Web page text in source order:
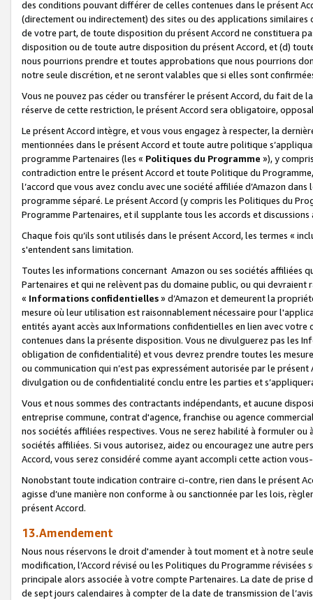
des conditions pouvant différer de celles contenues dans le présent
(directement ou indirectement) des sites ou des applications
de votre part, de toute disposition du présent Accord ne constituera
disposition ou de toute autre disposition du présent Accord, et (d)
nous pourrions prendre et toutes approbations que nous pourrions
notre seule discrétion, et ne seront valables que si elles sont
Vous ne pouvez pas céder ou transférer le présent Accord, du fait de
réserve de cette restriction, le présent Accord sera obligatoire,
Le présent Accord intègre, et vous vous engagez à respecter, la
mentionnées dans le présent Accord et toute autre politique
programme Partenaires (les « Politiques du Programme »), y
contradiction entre le présent Accord et toute Politique du
l’accord que vous avez conclu avec une société affiliée d’Amazon
programme séparé. Le présent Accord (y compris les Politiques du
Programme Partenaires, et il supplante tous les accords et discussions
Chaque fois qu’ils sont utilisés dans le présent Accord, les termes «
s'entendent sans limitation.
Toutes les informations concernant Amazon ou ses sociétés affiliées
Partenaires et qui ne relèvent pas du domaine public, ou qui
« Informations confidentielles» d’Amazon et demeurent la
mesure où leur utilisation est raisonnablement nécessaire pour
entités ayant accès aux Informations confidentielles en lien avec
contenues dans la présente disposition. Vous ne divulguerez pas les
obligation de confidentialité) et vous devrez prendre toutes les
ou communication qui n’est pas expressément autorisée par le
divulgation ou de confidentialité conclu entre les parties et
Vous et nous sommes des contractants indépendants, et aucune
entreprise commune, contrat d'agence, franchise ou agence
nos sociétés affiliées respectives. Vous ne serez habilité à formuler
sociétés affiliées. Si vous autorisez, aidez ou encouragez une autre
Accord, vous serez considéré comme ayant accompli cette action
Nonobstant toute indication contraire ci-contre, rien dans le présent
agisse d’une manière non conforme à ou sanctionnée par les lois,
présent Accord.
13.Amendement
Nous nous réservons le droit d'amender à tout moment et à notre
modification, l’Accord révisé ou les Politiques du Programme
principale alors associée à votre compte Partenaires. La date de
de sept jours calendaires à compter de la date de transmission de